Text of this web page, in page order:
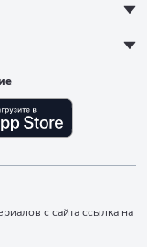
с сайта ссылка на